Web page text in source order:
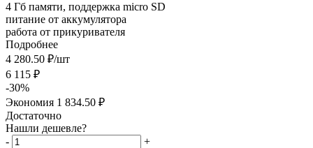
4 Гб памяти, поддержка micro SD
питание от аккумулятора
работа от прикуривателя
Подробнее
4 280.50 ₽/шт
6 115 ₽
-30%
Экономия 1 834.50 ₽
Достаточно
Нашли дешевле?
-
+